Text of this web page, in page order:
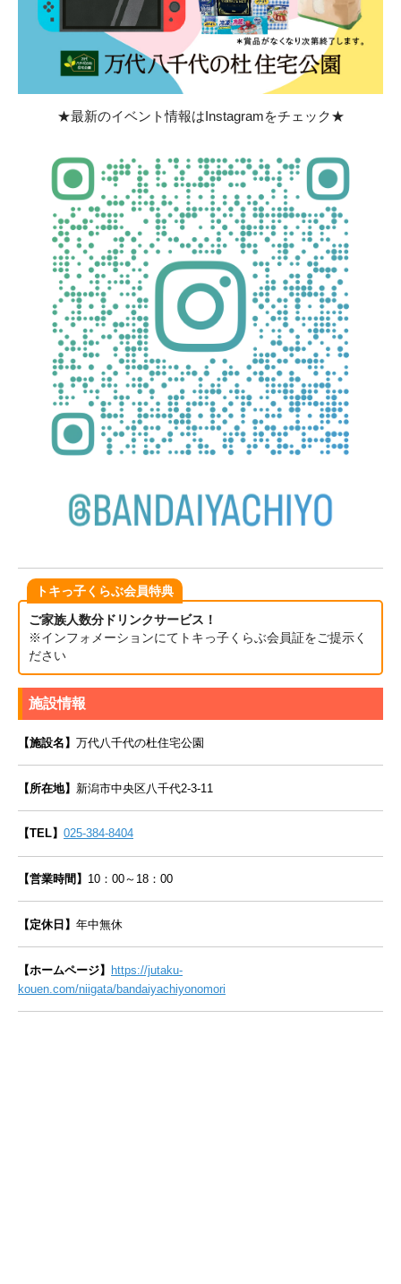
★最新のイベント情報はInstagramをチェック★
トキっ子くらぶ会員特典
ご家族人数分ドリンクサービス！
※インフォメーションにてトキっ子くらぶ会員証をご提示く
ださい
施設情報
【施設名】 万代八千代の杜住宅公園
【所在地】 新潟市中央区八千代2-3-11
【TEL】 025-384-8404
【営業時間】 10：00～18：00
【定休日】 年中無休
【ホームページ】 https://jutaku-
kouen.com/niigata/bandaiyachiyonomori